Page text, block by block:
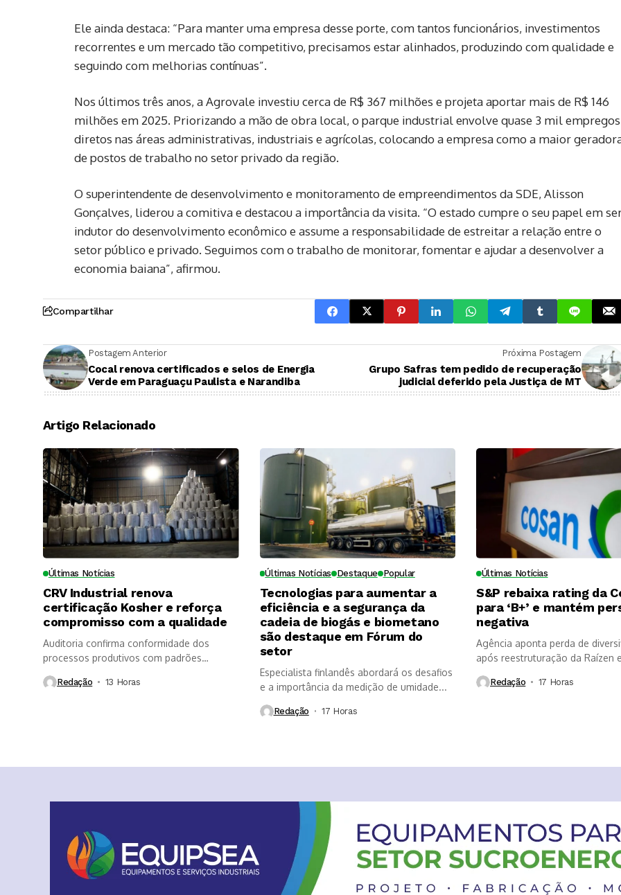
Ele ainda destaca: “Para manter uma empresa desse porte, com tantos funcionários, investimentos
recorrentes e um mercado tão competitivo, precisamos estar alinhados, produzindo com qualidade e
seguindo com melhorias contínuas”.
Nos últimos três anos, a Agrovale investiu cerca de R$ 367 milhões e projeta aportar mais de R$ 146
milhões em 2025. Priorizando a mão de obra local, o parque industrial envolve quase 3 mil empregos
diretos nas áreas administrativas, industriais e agrícolas, colocando a empresa como a maior
de postos de trabalho no setor privado da região.
O superintendente de desenvolvimento e monitoramento de empreendimentos da SDE, Alisson
Gonçalves, liderou a comitiva e destacou a importância da visita. “O estado cumpre o seu papel em
indutor do desenvolvimento econômico e assume a responsabilidade de estreitar a relação entre o
setor público e privado. Seguimos com o trabalho de monitorar, fomentar e ajudar a desenvolver a
economia baiana”, afirmou.
Compartilhar
Postagem Anterior
Cocal renova certificados e selos de Energia
Verde em Paraguaçu Paulista e Narandiba
Próxima Postagem
Grupo Safras tem pedido de recuperação
judicial deferido pela Justiça de MT
Artigo Relacionado
Últimas Notícias
CRV Industrial renova
certificação Kosher e reforça
compromisso com a qualidade
Auditoria confirma conformidade dos
processos produtivos com padrões
Redação 13 Horas ⁮
Últimas Notícias Destaque Popular
Tecnologias para aumentar a
eficiência e a segurança da
cadeia de biogás e biometano
são destaque em Fórum do
setor
Especialista finlandês abordará os desafios
e a importância da medição de umidade...
Redação 17 Horas ⁮
Últimas Notícias
S&P rebaixa rating da
para ‘B+’ e mantém
negativa
Agência aponta perda de
após reestruturação da Raízen
Redação 17 Horas ⁮